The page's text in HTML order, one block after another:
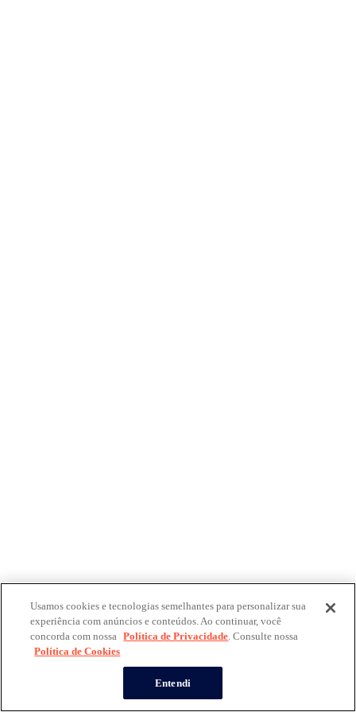
Usamos cookies e tecnologias semelhantes para personalizar sua
experiência com anúncios e conteúdos. Ao continuar, você
concorda com nossa Política de Privacidade. Consulte nossa
Política de Cookies
Entendi